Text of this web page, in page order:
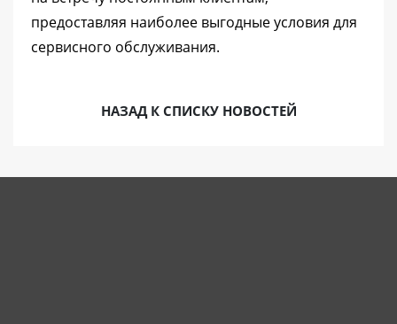
предоставляя наиболее выгодные условия для
сервисного обслуживания.
НАЗАД К СПИСКУ НОВОСТЕЙ